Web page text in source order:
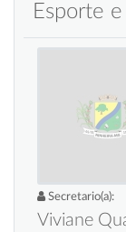
Esporte
Secretario(a):
Viviane